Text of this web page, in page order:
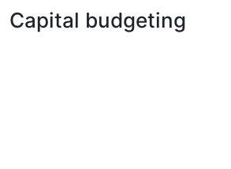
Statistiken
Capital budgeting